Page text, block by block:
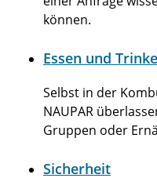
können.
Essen und
Selbst in der
NAUPAR
Gruppen oder
Sicherheit